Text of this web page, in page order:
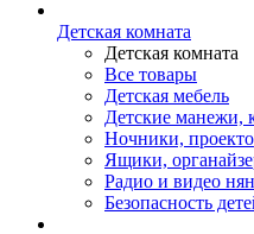
Детская комната
Детская комната
Все товары
Детская мебель
Детские манежи,
Ночники,
Ящики,
Радио и видео
Безопасность